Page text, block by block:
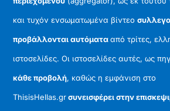
και τυχόν ενσωματωμένα βίντεο
προβάλλονται αυτόματααπό τρίτες,
ιστοσελίδες. Οι ιστοσελίδες αυτές, ως
κάθε προβολή, καθώς η εμφάνιση στο
ThisisHellas.grσυνεισφέρει στην